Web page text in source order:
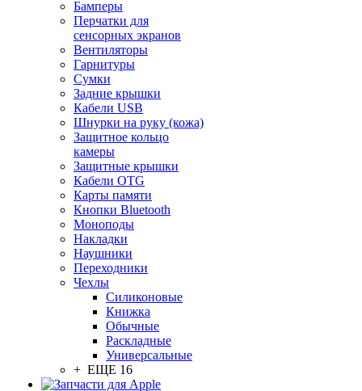
Бамперы
Перчатки для
сенсорных экранов
Вентиляторы
Гарнитуры
Сумки
Задние крышки
Кабели USB
Шнурки на руку (кожа)
Защитное кольцо
камеры
Защитные крышки
Кабели OTG
Карты памяти
Кнопки Bluetooth
Моноподы
Накладки
Наушники
Переходники
Чехлы
Силиконовые
Книжка
Обычные
Раскладные
Универсальные
+ ЕЩЕ 16